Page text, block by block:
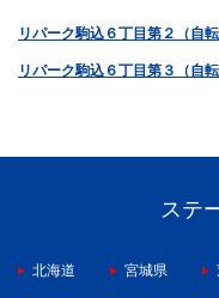
リパーク駒込６丁目第２（自転
リパーク駒込６丁目第３（自転
ステ
北海道 宮城県